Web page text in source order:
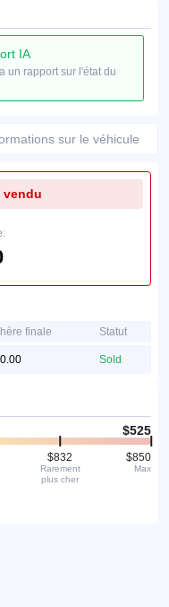
IA
un rapport sur l'état du
sur le véhicule
vendu
finale Statut
Sold
$525
$832
Rarement
plus cher
$850
Max